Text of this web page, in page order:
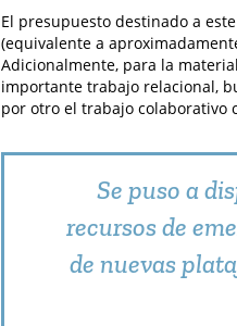
El presupuesto destinado a
(equivalente a
Adicionalmente, para la
importante trabajo relacional,
por otro el trabajo colaborativo
Se puso a
recursos de
de nuevas